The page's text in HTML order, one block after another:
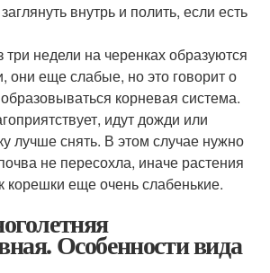
внутрь и полить, если есть
недели на черенках образуются
они еще слабые, но это говорит о
корневая система.
идут дожди или
лучше снять. В этом случае нужно
не пересохла, иначе растения
корешки еще очень слабенькие.
Особенности вида